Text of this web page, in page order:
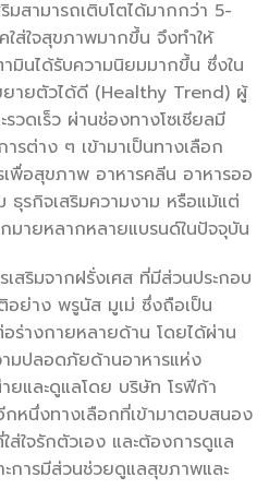
สามารถเติบโตได้มากกว่า 5-
ส่ใจสุขภาพมากขึ้น จึงทำให้
มินได้รับความนิยมมากขึ้น ซึ่งใน
ยายตัวได้ดี (Healthy Trend) ผู้
วดเร็ว ผ่านช่องทางโซเชียลมี
รต่าง ๆ เข้ามาเป็นทางเลือก
พื่อสุขภาพ อาหารคลีน อาหารออ
รกิจเสริมความงาม หรือแม้แต่
มายหลากหลายแบรนด์ในปัจจุบัน
สริมจากฝรั่งเศส ที่มีส่วนประกอบ
ย่าง พรูนัส มูเม่ ซึ่งถือเป็น
ร่างกายหลายด้าน โดยได้ผ่าน
มปลอดภัยด้านอาหารแห่ง
ยและดูแลโดย บริษัท โรฟีก้า
กหนึ่งทางเลือกที่เข้ามาตอบสนอง
ใจรักตัวเอง และต้องการดูแล
การมีส่วนช่วยดูแลสุขภาพและ